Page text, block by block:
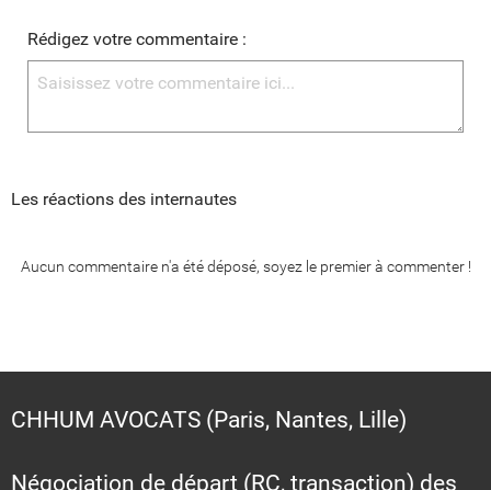
Rédigez votre commentaire :
Les réactions des internautes
Aucun commentaire n'a été déposé, soyez le premier à commenter !
CHHUM AVOCATS (Paris, Nantes, Lille)
Négociation de départ (RC, transaction) des